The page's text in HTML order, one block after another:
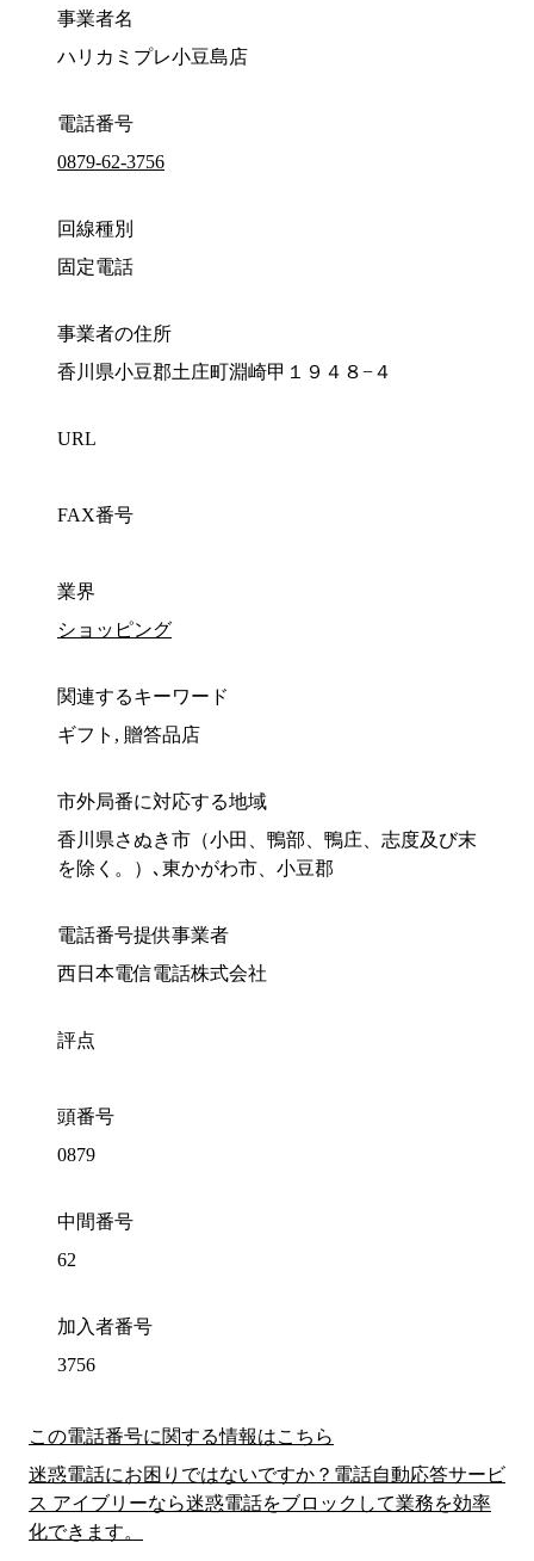
事業者名
ハリカミプレ小豆島店
電話番号
0879-62-3756
回線種別
固定電話
事業者の住所
香川県小豆郡土庄町淵崎甲１９４８−４
URL
FAX番号
業界
ショッピング
関連するキーワード
ギフト, 贈答品店
市外局番に対応する地域
香川県さぬき市（小田、鴨部、鴨庄、志度及び末
を除く。）､東かがわ市、小豆郡
電話番号提供事業者
西日本電信電話株式会社
評点
頭番号
0879
中間番号
62
加入者番号
3756
この電話番号に関する情報はこちら
迷惑電話にお困りではないですか？電話自動応答サービ
ス アイブリーなら迷惑電話をブロックして業務を効率
化できます。